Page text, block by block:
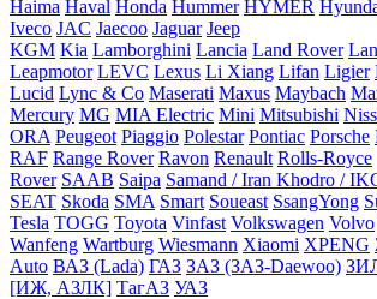
Haima Haval Honda Hummer HYMER
Iveco JAC Jaecoo Jaguar Jeep
KGM Kia Lamborghini Lancia Land Rover
Leapmotor LEVC Lexus Li Xiang Lifan Ligier
Lucid Lync & Co Maserati Maxus Maybach
Mercury MG MIA Electric Mini Mitsubishi
ORA Peugeot Piaggio Polestar Pontiac Porsche
RAF Range Rover Ravon Renault Rolls-Royce
Rover SAAB Saipa Samand / Iran Khodro /
SEAT Skoda SMA Smart Soueast SsangYong
Tesla TOGG Toyota Vinfast Volkswagen Volvo
Wanfeng Wartburg Wiesmann Xiaomi XPENG
Auto ВАЗ (Lada) ГАЗ ЗАЗ (ЗАЗ-Daewoo)
[ИЖ, АЗЛК] ТагАЗ УАЗ